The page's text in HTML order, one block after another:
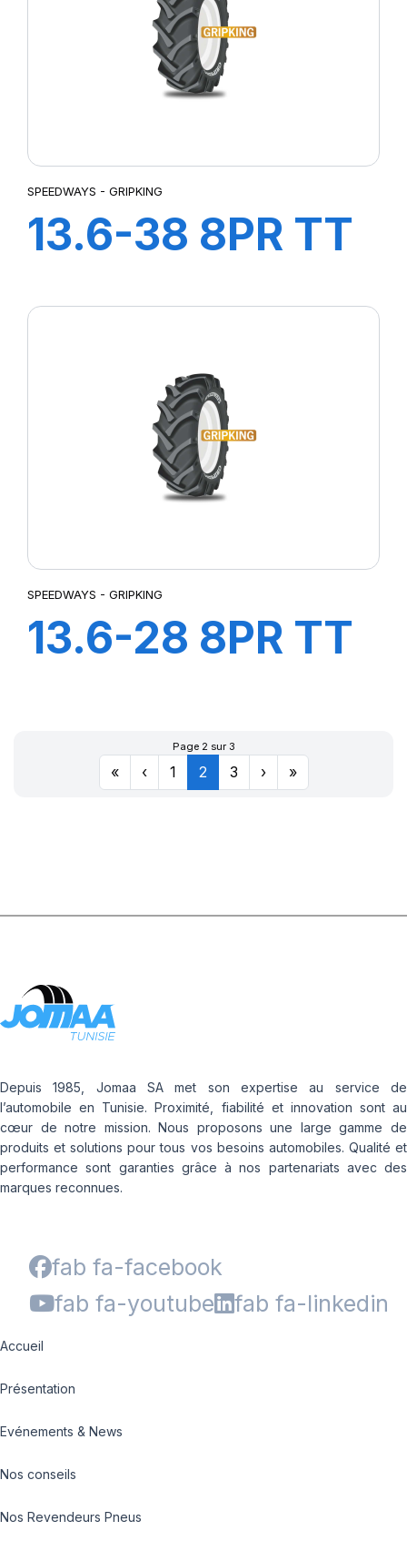
SPEEDWAYS - GRIPKING
13.6-38 8PR TT
SPEEDWAYS - GRIPKING
13.6-28 8PR TT
Page 2 sur 3
« ‹ 1 2 3 › »
Depuis 1985, Jomaa SA met son expertise au service de
l’automobile en Tunisie. Proximité, fiabilité et innovation sont au
cœur de notre mission. Nous proposons une large gamme de
produits et solutions pour tous vos besoins automobiles. Qualité et
performance sont garanties grâce à nos partenariats avec des
marques reconnues.
fab fa-facebook
fab fa-youtube
fab fa-linkedin
Accueil
Présentation
Evénements & News
Nos conseils
Nos Revendeurs Pneus